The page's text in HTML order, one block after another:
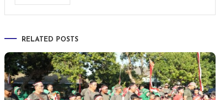
RELATED POSTS